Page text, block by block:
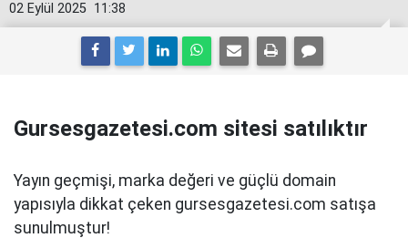
11:38
02 Eylül 2025
Gursesgazetesi.com sitesi satılıktır
Yayın geçmişi, marka değeri ve güçlü domain
yapısıyla dikkat çeken gursesgazetesi.com satışa
sunulmuştur!